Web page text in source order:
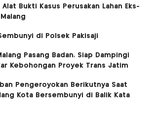
Alat Bukti Kasus Perusakan Lahan Eks-
di Polsek Pakisaji
Pasang Badan, Siap Dampingi
Kebohongan Proyek Trans Jatim
Pengeroyokan Berikutnya Saat
Kota Bersembunyi di Balik Kata